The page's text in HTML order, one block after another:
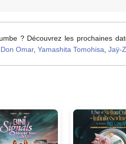
? Découvrez les prochaines
Don Omar, Yamashita Tomohisa Jaÿ-